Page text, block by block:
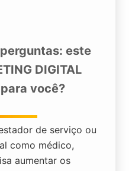
este
DIGITAL
você?
de serviço ou
como médico,
aumentar os